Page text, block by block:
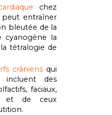
chez
peut entraîner
bleutée de la
cyanogène la
tétralogie de
crâniens qui
des
faciaux,
et de ceux